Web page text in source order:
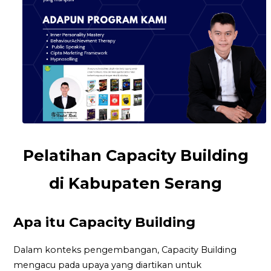
Pelatihan Capacity Building
di Kabupaten Serang
Apa itu Capacity Building
Dalam konteks pengembangan, Capacity Building
mengacu pada upaya yang diartikan untuk